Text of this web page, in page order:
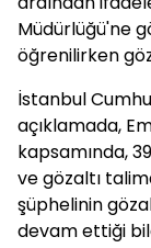
Müdürlüğü'ne
öğrenilirken
İstanbul
açıklamada,
kapsamında,
ve gözaltı
şüphelinin
devam ettiği